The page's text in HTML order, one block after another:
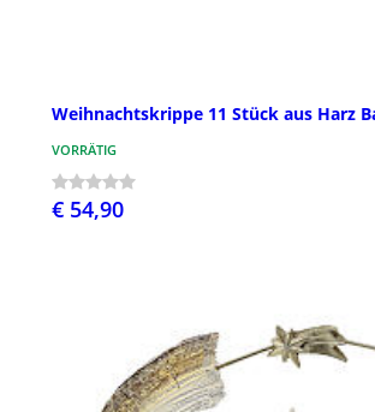
Weihnachtskrippe 11 Stück aus Harz
VORRÄTIG
€ 54,90